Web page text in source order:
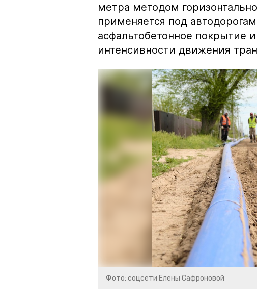
метра методом
применяется под
асфальтобетонное покрытие
интенсивности движения
Фото: соцсети Елены Сафроновой